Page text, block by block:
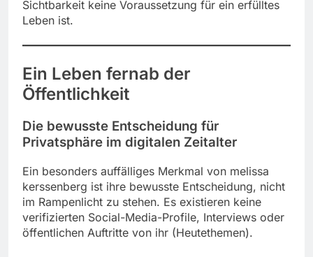
Sichtbarkeit keine Voraussetzung für ein erfülltes
Leben ist.
Ein Leben fernab der
Öffentlichkeit
Die bewusste Entscheidung für
Privatsphäre im digitalen Zeitalter
Ein besonders auffälliges Merkmal von melissa
kerssenberg ist ihre bewusste Entscheidung, nicht
im Rampenlicht zu stehen. Es existieren keine
verifizierten Social-Media-Profile, Interviews oder
öffentlichen Auftritte von ihr (Heutethemen).